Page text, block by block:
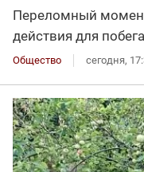
Переломный
действия для побега
Общество сегодня,